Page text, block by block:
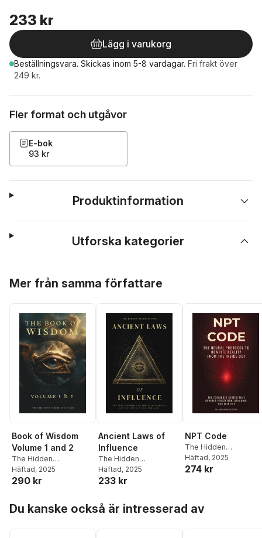
233 kr
Lägg i varukorg
Beställningsvara. Skickas inom 5-8 vardagar. Fri frakt över
249 kr.
Fler format och utgåvor
E-bok
93 kr
Produktinformation
Utforska kategorier
Mer från samma författare
Book of Wisdom
Volume 1 and 2
The Hidden
Architecture
Häftad, 2025
290 kr
Ancient Laws of
Influence
The Hidden
Architecture
Häftad, 2025
233 kr
NPT Code
The Hidden
Architecture
Häftad, 2025
274 kr
Du kanske också är intresserad av